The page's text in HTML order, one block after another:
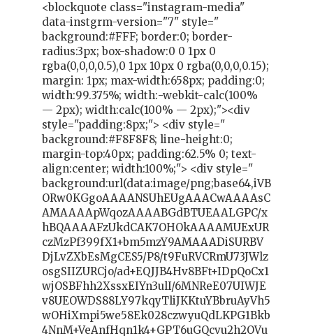
<blockquote class="instagram-media"
data-instgrm-version="7" style="
background:#FFF; border:0; border-
radius:3px; box-shadow:0 0 1px 0
rgba(0,0,0,0.5),0 1px 10px 0 rgba(0,0,0,0.15);
margin: 1px; max-width:658px; padding:0;
width:99.375%; width:-webkit-calc(100%
— 2px); width:calc(100% — 2px);"><div
style="padding:8px;"> <div style="
background:#F8F8F8; line-height:0;
margin-top:40px; padding:62.5% 0; text-
align:center; width:100%;"> <div style="
background:url(data:image/png;base64,iVB
ORw0KGgoAAAANSUhEUgAAACwAAAAsC
AMAAAApWqozAAAABGdBTUEAALGPC/x
hBQAAAAFzUkdCAK7OHOkAAAAMUExUR
czMzPf399fX1+bm5mzY9AMAAADiSURBV
DjLvZXbEsMgCES5/P8/t9FuRVCRmU73JWlz
osgSIIZURCjo/ad+EQJJB4Hv8BFt+IDpQoCx1
wjOSBFhh2XssxEIYn3ulI/6MNReE07UIWJE
v8UEOWDS88LY97kqyTliJKKtuYBbruAyVh5
wOHiXmpi5we58Ek028czwyuQdLKPG1Bkb
4NnM+VeAnfHqn1k4+GPT6uGQcvu2h2OVu